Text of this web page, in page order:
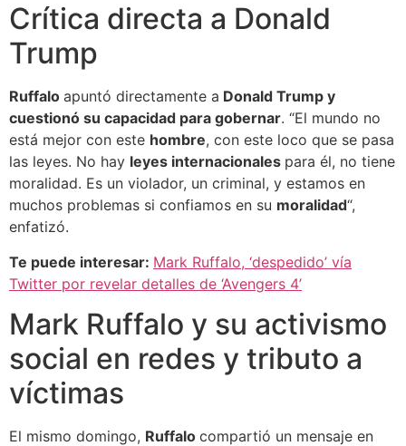
Crítica directa a Donald
Trump
Ruffalo apuntó directamente a Donald Trump y
cuestionó su capacidad para gobernar. “El mundo no
está mejor con este hombre, con este loco que se pasa
las leyes. No hay leyes internacionales para él, no tiene
moralidad. Es un violador, un criminal, y estamos en
muchos problemas si confiamos en su moralidad“,
enfatizó.
Te puede interesar: Mark Ruffalo, ‘despedido’ vía
Twitter por revelar detalles de ‘Avengers 4’
Mark Ruffalo y su activismo
social en redes y tributo a
víctimas
El mismo domingo, Ruffalo compartió un mensaje en